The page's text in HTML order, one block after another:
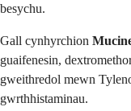
besychu.
Gall cynhyrchion
guaifenesin,
gweithredol mewn
gwrthhistaminau.